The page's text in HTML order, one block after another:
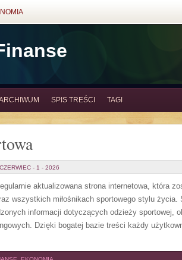
SPIS TREŚCI TAGI
- 1 - 2026
aktualizowana strona internetowa, która
wszystkich miłośnikach sportowego stylu życia.
informacji dotyczących odzieży sportowej,
Dzięki bogatej bazie treści każdy